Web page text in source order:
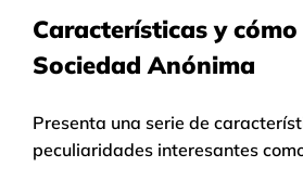
Características y
Sociedad Anónima
Presenta una serie de
peculiaridades interesantes